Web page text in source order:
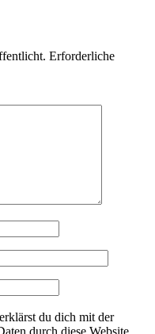
Erforderliche
du dich mit der